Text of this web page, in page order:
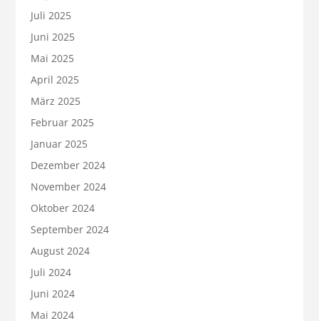
Juli 2025
Juni 2025
Mai 2025
April 2025
März 2025
Februar 2025
Januar 2025
Dezember 2024
November 2024
Oktober 2024
September 2024
August 2024
Juli 2024
Juni 2024
Mai 2024